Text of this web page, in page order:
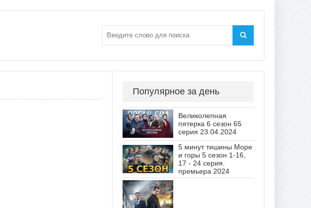
Популярное за день
Великолепная
пятерка 6 сезон 65
серия 23.04.2024
5 минут тишины Море
и горы 5 сезон 1-16,
17 - 24 серия.
премьера 2024